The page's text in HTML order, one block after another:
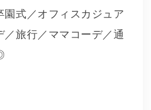
式／オフィスカジュア
／旅行／ママコーデ／通